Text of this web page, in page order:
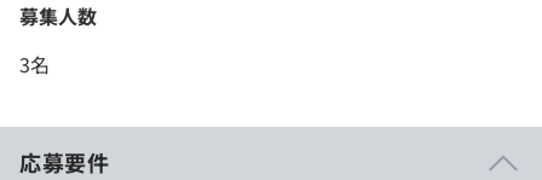
募集人数
3名
応募要件